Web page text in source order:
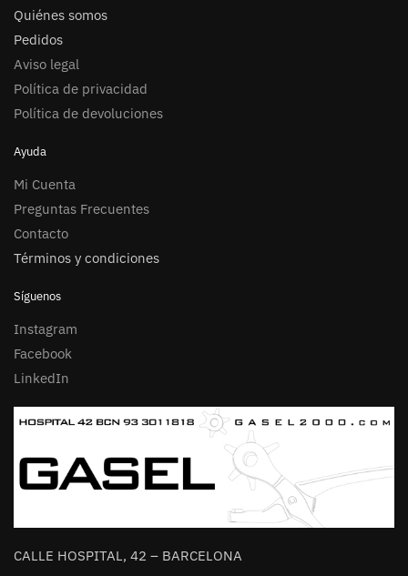
Quiénes somos
Pedidos
Aviso legal
Política de privacidad
Política de devoluciones
Ayuda
Mi Cuenta
Preguntas Frecuentes
Contacto
Términos y condiciones
Síguenos
Instagram
Facebook
LinkedIn
CALLE HOSPITAL, 42 – BARCELONA